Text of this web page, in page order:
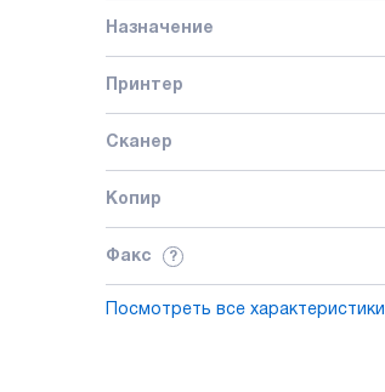
Назначение
Принтер
Сканер
Копир
Факс ?
Посмотреть все характеристики